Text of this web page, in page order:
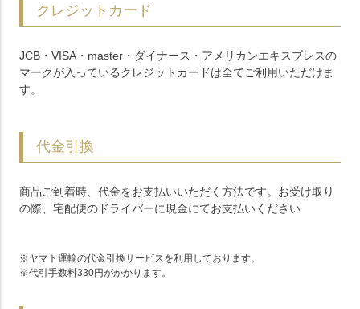
クレジットカード
JCB・VISA・master・ダイナース・アメリカンエキスプレスの
マークが入っているクレジットカードは全てご利用いただけま
す。
代金引換
商品ご到着時、代金をお支払いいただく方法です。お受け取り
の際、宅配便のドライバーに現金にてお支払いください
ヤマト運輸の代金引換サービスを利用しております。
代引手数料330円がかかります。